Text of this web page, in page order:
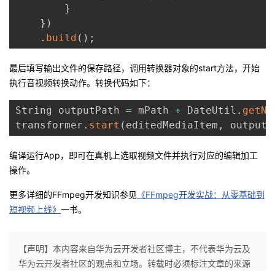
}
} )
. build ( ) ;
最后填写输出文件的保存路径，调用转换器对象的start方法，开始
执行音视频转换动作。转换代码如下：
String outputPath = mPath + DateUtil .
transformer . start ( editedMediaItem ,
编译运行App，即可在真机上选取视频文件并执行对应的编辑加工
操作。
更多详细的FFmpeg开发知识参见 《FFmpeg开发实战：从零基础到
短视频上线》 一书。
【声明】本内容来自华为云开发者社区博主，不代表华为云及
华为云开发者社区的观点和立场。转载时必须标注文章的来源